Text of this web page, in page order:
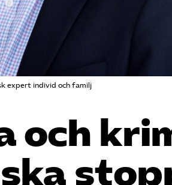
expert individ och familj
och